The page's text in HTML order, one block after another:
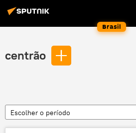
Brasil
centrão
Escolher o período